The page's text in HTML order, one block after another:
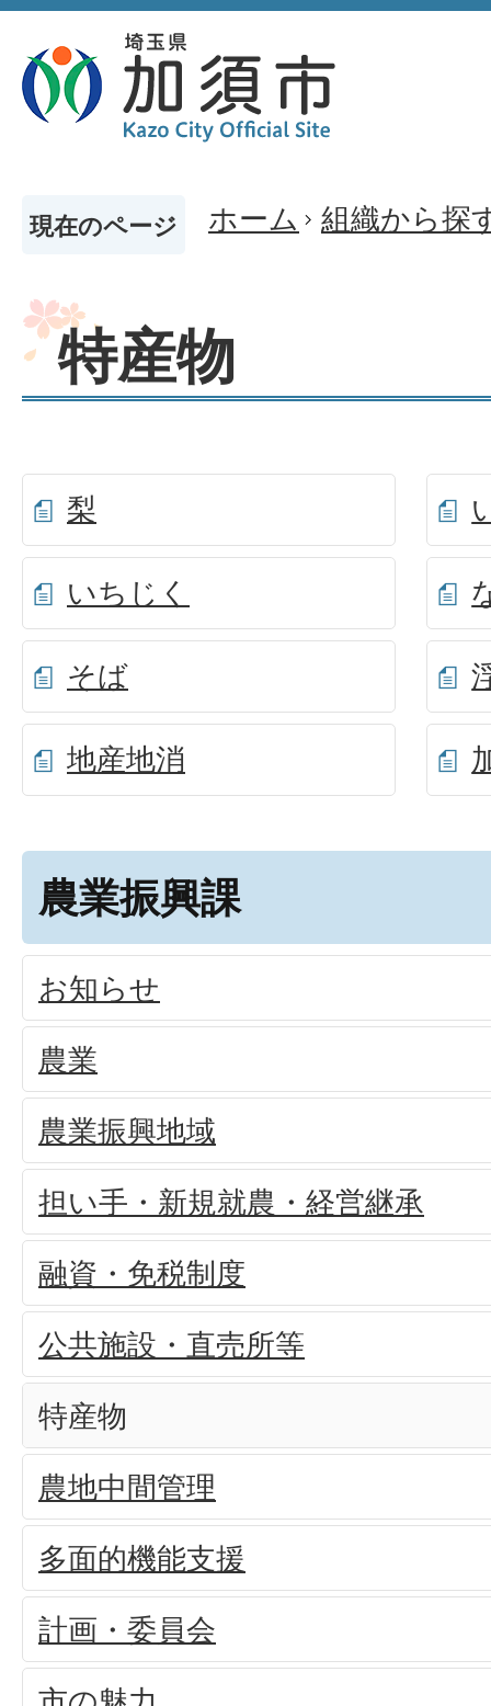
現在のページ ホーム 組織から探
特産物
梨
いちじく
そば
地産地消
農業振興課
お知らせ
農業
農業振興地域
担い手・新規就農・経営継承
融資・免税制度
公共施設・直売所等
特産物
農地中間管理
多面的機能支援
計画・委員会